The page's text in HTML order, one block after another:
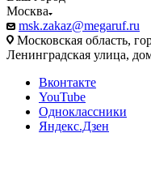
Москва
msk.zakaz@megaruf.ru
Московская область,
Ленинградская улица,
Вконтакте
YouTube
Одноклассники
Яндекс.Дзен